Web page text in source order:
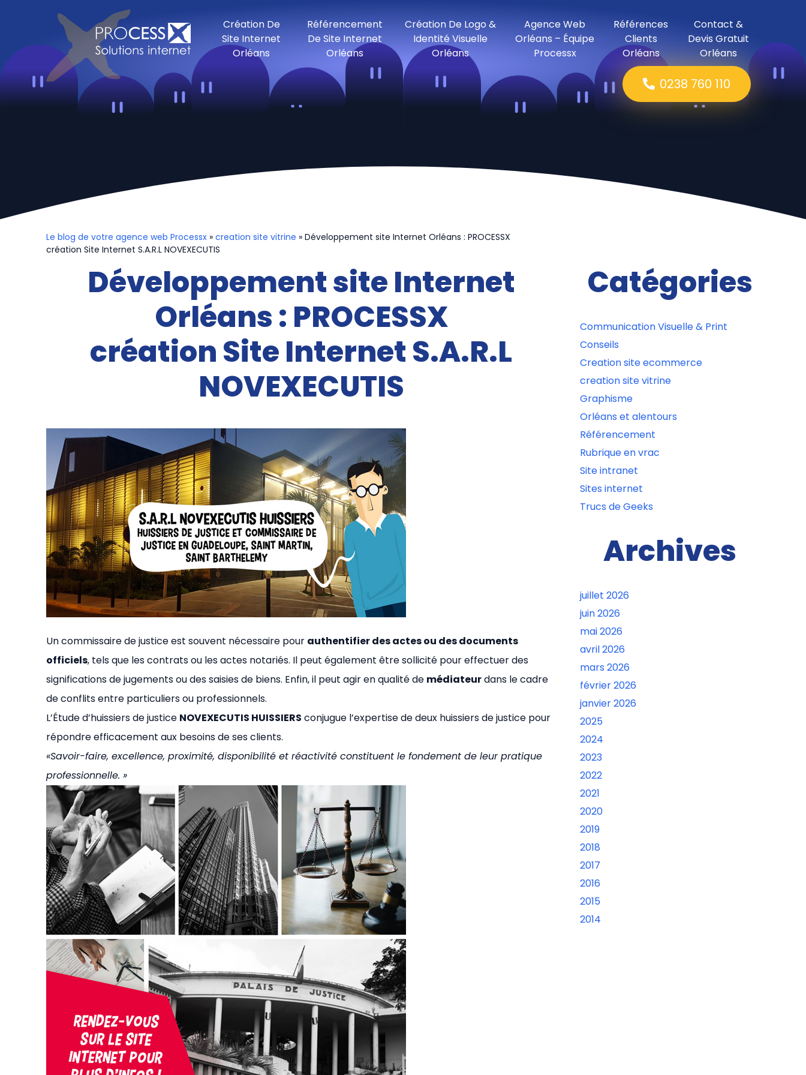
Création De
Site Internet
Orléans
Référencement
De Site Internet
Orléans
Création De Logo &
Identité Visuelle
Orléans
Agence Web
Orléans – Équipe
Processx
Références
Clients
Orléans
Contact &
Devis Gratuit
Orléans
0238 760 110
Le blog de votre agence web Processx » creation site vitrine » Développement site Internet Orléans : PROCESSX
création Site Internet S.A.R.L NOVEXECUTIS
Développement site Internet
Orléans : PROCESSX
création Site Internet S.A.R.L
NOVEXECUTIS
Un commissaire de justice est souvent nécessaire pour authentifier des actes ou des documents
officiels, tels que les contrats ou les actes notariés. Il peut également être sollicité pour effectuer des
significations de jugements ou des saisies de biens. Enfin, il peut agir en qualité de médiateurdans le cadre
de conflits entre particuliers ou professionnels.
L’Étude d’huissiers de justice NOVEXECUTIS HUISSIERS conjugue l’expertise de deux huissiers de justice pour
répondre efficacement aux besoins de ses clients.
«Savoir-faire, excellence, proximité, disponibilité et réactivité constituent le fondement de leur pratique
professionnelle. »
Catégories
Communication Visuelle & Print
Conseils
Creation site ecommerce
creation site vitrine
Graphisme
Orléans et alentours
Référencement
Rubrique en vrac
Site intranet
Sites internet
Trucs de Geeks
Archives
juillet 2026
juin 2026
mai 2026
avril 2026
mars 2026
février 2026
janvier 2026
2025
2024
2023
2022
2021
2020
2019
2018
2017
2016
2015
2014